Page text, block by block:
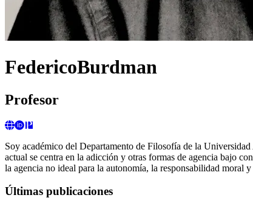
FedericoBurdman
Profesor
Soy académico del Departamento de Filosofía de la
actual se centra en la adicción y otras formas de agencia bajo
la agencia no ideal para la autonomía, la responsabilidad moral
Últimas publicaciones